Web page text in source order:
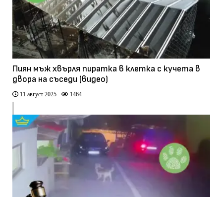
Пиян мъж хвърля пиратка в клетка с кучета в
двора на съседи (видео)
11 август 2025 1464